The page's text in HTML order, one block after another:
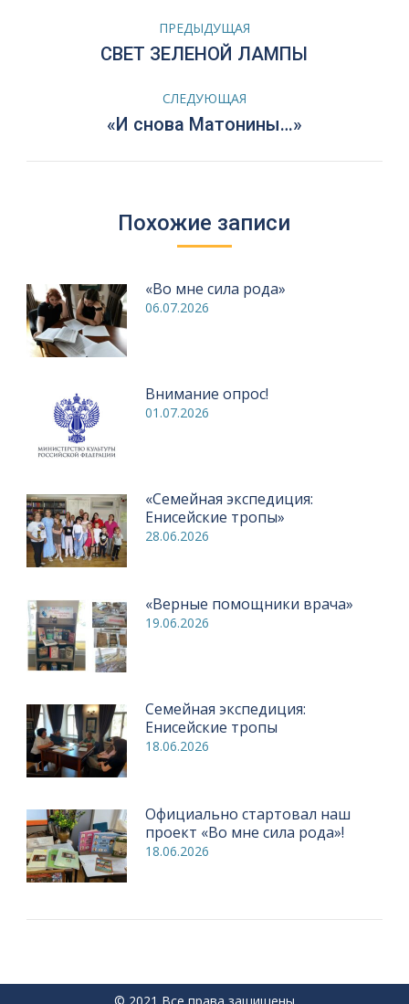
НавигацияПРЕДЫДУЩАЯ
Предыдущая
СВЕТ ЗЕЛЕНОЙ ЛАМПЫ
СЛЕДУЮЩАЯ
Следующая
«И снова Матонины…»
Похожие записи
«Во мне сила рода»
06.07.2026
Внимание опрос!
01.07.2026
«Семейная экспедиция:
Енисейские тропы»
28.06.2026
«Верные помощники врача»
19.06.2026
Семейная экспедиция:
Енисейские тропы
18.06.2026
Официально стартовал наш
проект «Во мне сила рода»!
18.06.2026